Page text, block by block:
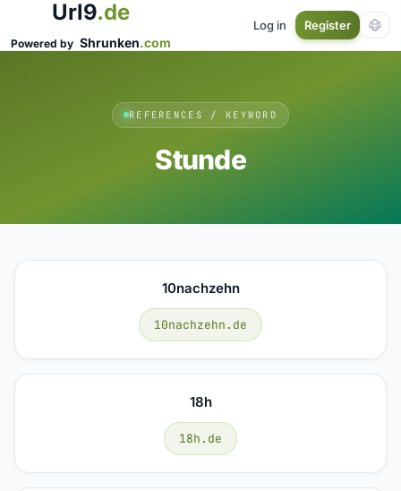
Url9.de
Powered by Shrunken.com
Log in Register
REFERENCES / KEYWORD
Stunde
10nachzehn
10nachzehn.de
18h
18h.de